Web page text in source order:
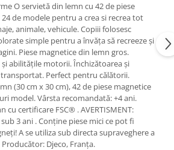
O servietă din lemn cu 42 de piese
de modele pentru a crea si recrea tot
animale, vehicule. Copiii folosesc
simple pentru a învăța să recreeze și
Piese magnetice din lemn gros.
abilitățile motorii. Închizătoarea și
Perfect pentru călătorii.
(30 cm x 30 cm), 42 de piese magnetice
model. Vârsta recomandată: +4 ani.
cu certificare FSC® . AVERTISMENT:
3 ani . Conține piese mici ce pot fi
A se utiliza sub directa supraveghere a
Djeco, Franţa.